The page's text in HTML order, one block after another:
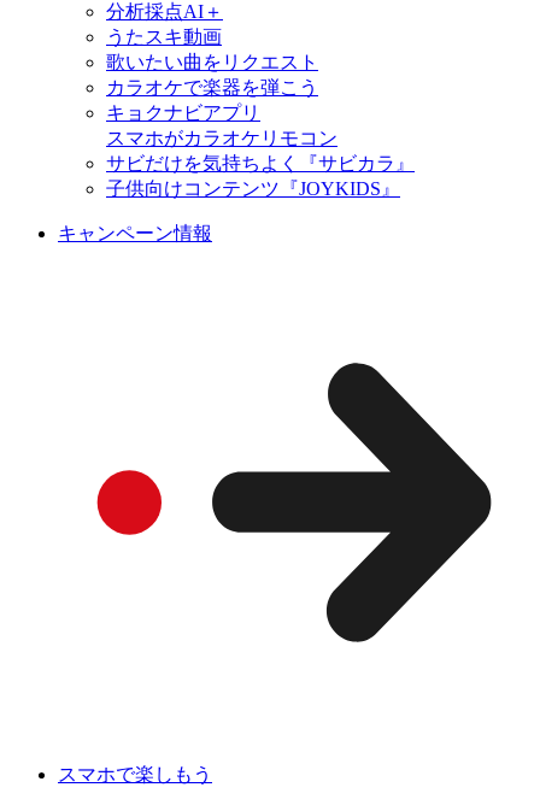
分析採点AI＋
うたスキ動画
歌いたい曲をリクエスト
カラオケで楽器を弾こう
キョクナビアプリ
スマホがカラオケリモコン
サビだけを気持ちよく『サビカラ』
子供向けコンテンツ『JOYKIDS』
キャンペーン情報
スマホで楽しもう